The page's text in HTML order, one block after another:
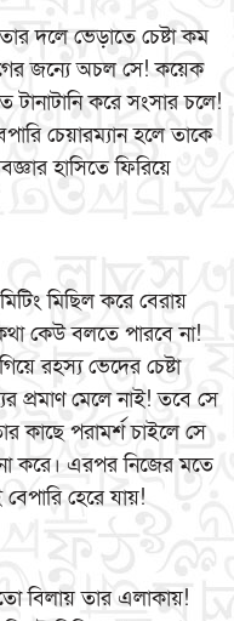
দলে ভেড়াতে চেষ্টা কম
জন্যে অচল সে! কয়েক
করে সংসার চলে!
চেয়ারম্যান হলে তাকে
হাসিতে ফিরিয়ে
মিছিল করে বেরায়
কেউ বলতে পারবে না!
রহস্য ভেদের চেষ্টা
প্রমাণ মেলে নাই! তবে সে
কাছে পরামর্শ চাইলে সে
করে। এরপর নিজের মতে
হেরে যায়!
বিলায় তার এলাকায়!